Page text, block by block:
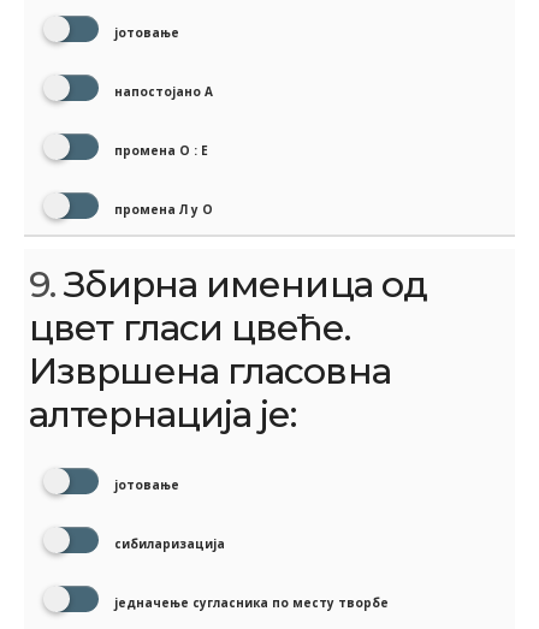
јотовање
напостојано А
промена О : Е
промена Л у О
9.Збирна именица од
цвет гласи цвеће.
Извршена гласовна
алтернација је:
јотовање
сибиларизација
једначење сугласника по месту творбе